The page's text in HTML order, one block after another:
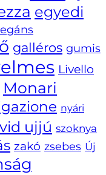
egyedi
galléros gumis
Livello
Monari
nyári
ujjú szoknya
zakó zsebes Új